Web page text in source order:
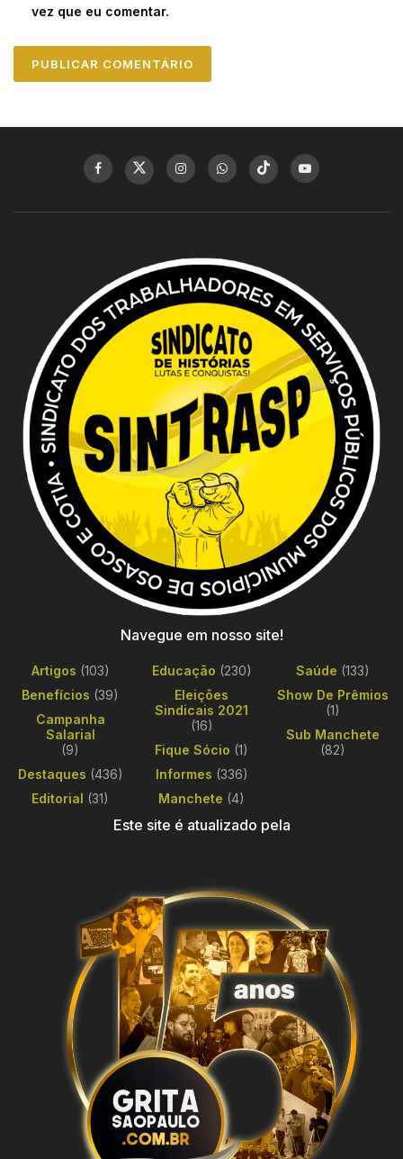
vez que eu comentar.
Navegue em nosso site!
Artigos (103)
Benefícios (39)
Campanha
Salarial
(9)
Destaques (436)
Editorial (31)
Educação (230)
Eleições
Sindicais 2021
(16)
Fique Sócio (1)
Informes (336)
Manchete (4)
Saúde (133)
Show De Prêmios
(1)
Sub Manchete
(82)
Este site é atualizado pela